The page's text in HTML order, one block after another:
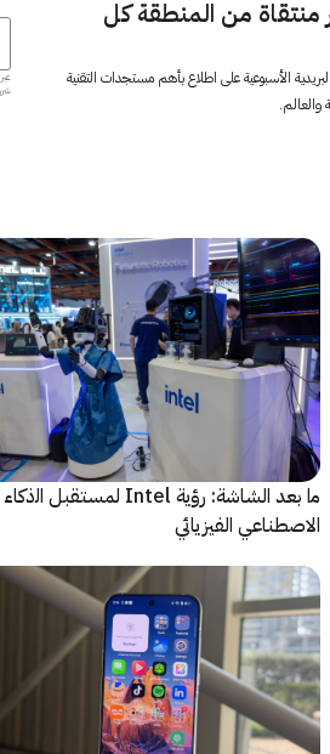
من المنطقة كل
الأسبوعية على اطلاع بأهم مستجدات التقنية
والعالم.
ﻣا بعد الشاشة: رؤية Intel لمستقبل اﻟذﻛﺎء
الاصطناعي الفيزيائي